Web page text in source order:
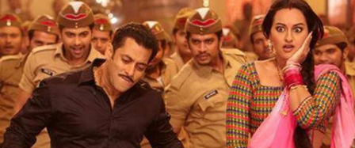
'दबंग 3' की शूटिंग हुई शुरू, दिखेगा
गुंडे से कैसे चुलबुल पांडेय बने
इंस्पेक्टर
लेखन स्वाति पाण्डेय Apr 03, 2019 12:22 pm
क्या है खबर?